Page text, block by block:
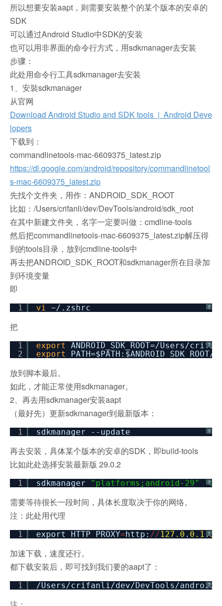
所以想要安装aapt，则需要安装整个的某个版本的安卓的
SDK
可以通过Android Studio中SDK的安装
也可以用非界面的命令行方式，用sdkmanager去安装
步骤：
此处用命令行工具sdkmanager去安装
1、安裝sdkmanager
从官网
Download Android Studio and SDK tools | Android Deve
lopers
下载到：
commandlinetools-mac-6609375_latest.zip
https://dl.google.com/android/repository/commandlinetool
s-mac-6609375_latest.zip
先找个文件夹，用作：ANDROID_SDK_ROOT
比如：/Users/crifanli/dev/DevTools/android/sdk_root
在其中新建文件夹，名字一定要叫做：cmdline-tools
然后把commandlinetools-mac-6609375_latest.zip解压得
到的tools目录，放到cmdline-tools中
再去把ANDROID_SDK_ROOT和sdkmanager所在目录加
到环境变量
即
?
1 vi ~/.zshrc
把
?
1
2
export ANDROID_SDK_ROOT=/Users/
export
PATH=$PATH:$ANDROID_SDK_ROOT/
放到脚本最后。
如此，才能正常使用sdkmanager。
2、再去用sdkmanager安装aapt
（最好先）更新sdkmanager到最新版本：
?
1 sdkmanager --update
再去安装，具体某个版本的安卓的SDK，即build-tools
比如此处选择安装最新版 29.0.2
?
1 sdkmanager "platforms;android-29"
需要等待很长一段时间，具体长度取决于你的网络。
注：此处用代理
?
1 export HTTP_PROXY=http: //127.0 . 0.1 :
加速下载，速度还行。
都下载安装后，即可找到我们要的aapt了：
?
1 /Users/crifanli/dev/DevTools/